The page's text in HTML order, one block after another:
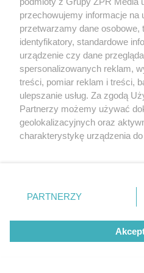
Adam
karierę.
parkietu
Hiszpański
przechowujemy informacje na
przetwarzamy dane osobowe,
identyfikatory, standardowe
urządzenie czy dane
spersonalizowanych reklam,
treści, pomiar reklam i treści,
ulepszanie usług. Za zgodą
Partnerzy możemy używać
geolokalizacyjnych oraz
charakterystykę urządzenia
zmienić/wycofać klikając
znajdujący się w lewym
rodzaje przetwarzania danych
użytkownika, ale masz prawo
przetwarzaniu. Preferencje
PARTNERZY